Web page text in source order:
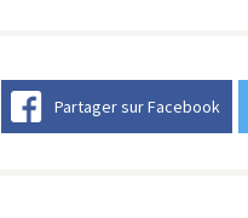
Partager sur Facebook